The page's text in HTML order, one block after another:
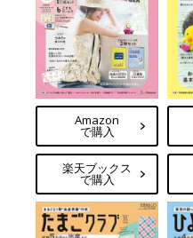
Amazon
で購入
楽天ブックス
で購入